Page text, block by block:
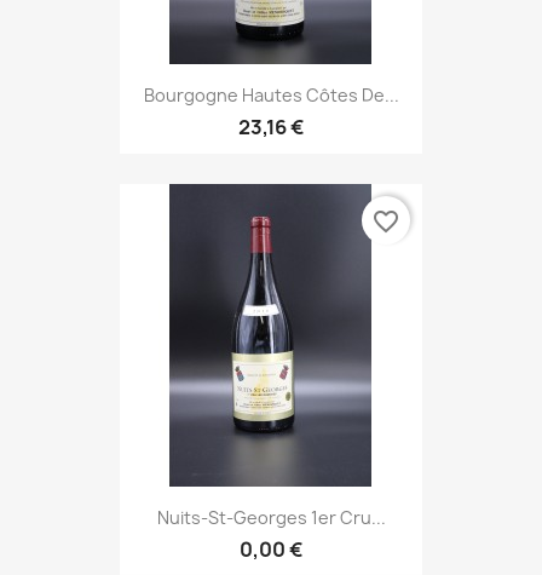
Bourgogne Hautes Côtes De...
23,16 €
Nuits-St-Georges 1er Cru...
0,00 €
favorite_border